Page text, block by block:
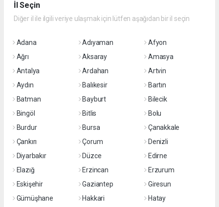
İl Seçin
Diğer il ile ilgili veriye ulaşmak için lütfen aşağıdan bir il seçin
Adana Adıyaman
Afyon
Ağrı
Aksaray
Amasya
Antalya
Ardahan
Artvin
Aydın
Balıkesir
Bartın
Batman
Bayburt
Bilecik
Bingöl
Bitlis
Bolu
Burdur
Bursa
Çanakkale
Çankırı
Çorum
Denizli
Diyarbakır
Düzce
Edirne
Elazığ
Erzincan
Erzurum
Eskişehir
Gaziantep
Giresun
Gümüşhane
Hakkari
Hatay